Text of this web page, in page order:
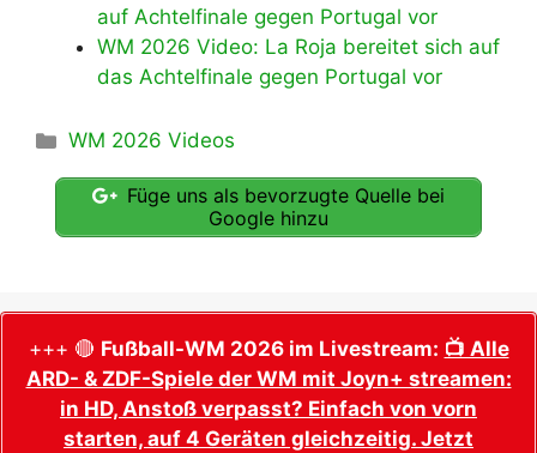
auf Achtelfinale gegen Portugal vor
WM 2026 Video: La Roja bereitet sich auf
das Achtelfinale gegen Portugal vor
Kategorien
WM 2026 Videos
Füge uns als bevorzugte Quelle bei
Google hinzu
+++ 🔴 Fußball-WM 2026 im Livestream: 📺 Alle
ARD- & ZDF-Spiele der WM mit Joyn+ streamen:
in HD, Anstoß verpasst? Einfach von vorn
starten, auf 4 Geräten gleichzeitig. Jetzt